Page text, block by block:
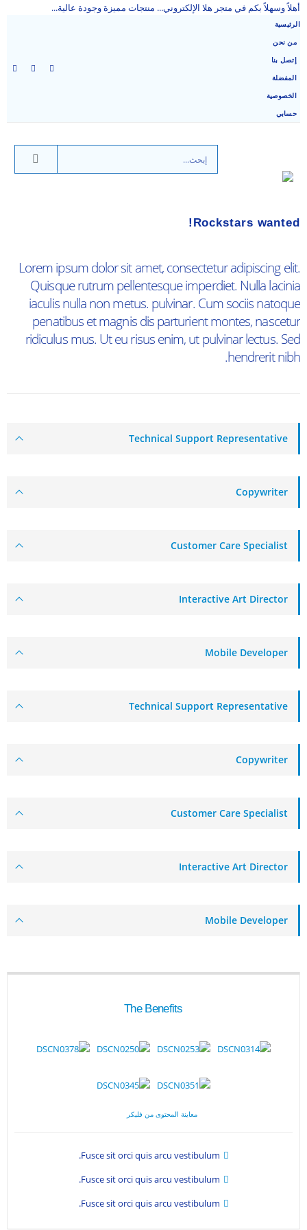
أهلاً وسهلاً بكم في متجر هلا الإلكتروني... منتجات مميزة وجودة عالية...
الرئيسية
من نحن
إتصل بنا
المفضلة
الخصوصية
حسابي
Rockstars wanted!
Lorem ipsum dolor sit amet, consectetur adipiscing elit.
Quisque rutrum pellentesque imperdiet. Nulla lacinia
iaculis nulla non metus. pulvinar. Cum sociis natoque
penatibus et magnis dis parturient montes, nascetur
ridiculus mus. Ut eu risus enim, ut pulvinar lectus. Sed
hendrerit nibh.
Technical Support Representative
Copywriter
Customer Care Specialist
Interactive Art Director
Mobile Developer
Technical Support Representative
Copywriter
Customer Care Specialist
Interactive Art Director
Mobile Developer
The Benefits
معاينة المحتوى من فليكر
Fusce sit orci quis arcu vestibulum.
Fusce sit orci quis arcu vestibulum.
Fusce sit orci quis arcu vestibulum.